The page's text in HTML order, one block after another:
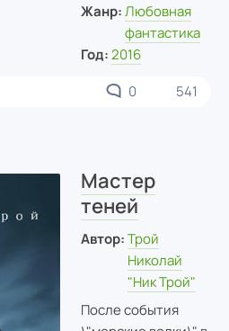
Жанр: Любовная
фантастика
Год: 2016
0 541
Мастер
теней
Автор: Трой
Николай
"Ник Трой"
После события